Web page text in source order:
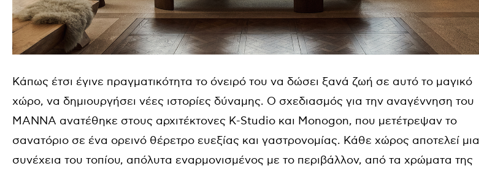
Κάπως έτσι έγινε πραγματικότητα το όνειρό του να δώσει ξανά ζωή σε αυτό το μαγικό
χώρο, να δημιουργήσει νέες ιστορίες δύναμης. Ο σχεδιασμός για την αναγέννηση του
MANNA ανατέθηκε στους αρχιτέκτονες K-Studio και Monogon, που μετέτρεψαν το
σανατόριο σε ένα ορεινό θέρετρο ευεξίας και γαστρονομίας. Κάθε χώρος αποτελεί μια
συνέχεια του τοπίου, απόλυτα εναρμονισμένος με το περιβάλλον, από τα χρώματα της